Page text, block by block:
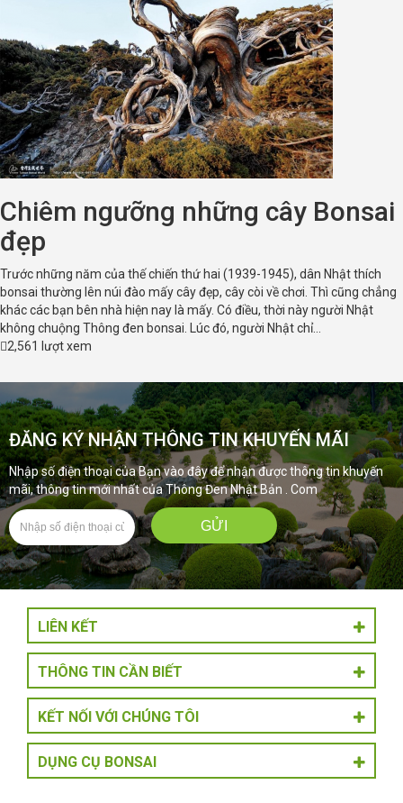
Chiêm ngưỡng những cây Bonsai
đẹp
Trước những năm của thế chiến thứ hai (1939-1945), dân Nhật thích
bonsai thường lên núi đào mấy cây đẹp, cây còi về chơi. Thì cũng chẳng
khác các bạn bên nhà hiện nay là mấy. Có điều, thời này người Nhật
không chuộng Thông đen bonsai. Lúc đó, người Nhật chỉ...
2,561 lượt xem
ĐĂNG KÝ NHẬN THÔNG TIN KHUYẾN MÃI
Nhập số điện thoại của Bạn vào đây để nhận được thông tin khuyến
mãi, thông tin mới nhất của Thông Đen Nhật Bản . Com
LIÊN KẾT
THÔNG TIN CẦN BIẾT
KẾT NỐI VỚI CHÚNG TÔI
DỤNG CỤ BONSAI